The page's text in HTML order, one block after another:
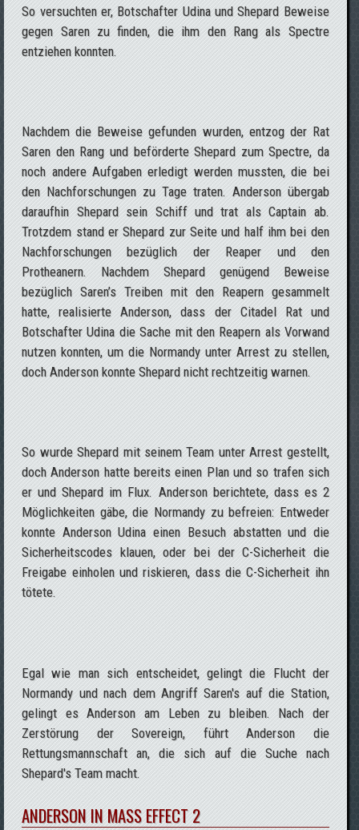
So versuchten er, Botschafter Udina und Shepard Beweise
gegen Saren zu finden, die ihm den Rang als Spectre
entziehen konnten.
Nachdem die Beweise gefunden wurden, entzog der Rat
Saren den Rang und beförderte Shepard zum Spectre, da
noch andere Aufgaben erledigt werden mussten, die bei
den Nachforschungen zu Tage traten. Anderson übergab
daraufhin Shepard sein Schiff und trat als Captain ab.
Trotzdem stand er Shepard zur Seite und half ihm bei den
Nachforschungen bezüglich der Reaper und den
Protheanern. Nachdem Shepard genügend Beweise
bezüglich Saren’s Treiben mit den Reapern gesammelt
hatte, realisierte Anderson, dass der Citadel Rat und
Botschafter Udina die Sache mit den Reapern als Vorwand
nutzen konnten, um die Normandy unter Arrest zu stellen,
doch Anderson konnte Shepard nicht rechtzeitig warnen.
So wurde Shepard mit seinem Team unter Arrest gestellt,
doch Anderson hatte bereits einen Plan und so trafen sich
er und Shepard im Flux. Anderson berichtete, dass es 2
Möglichkeiten gäbe, die Normandy zu befreien: Entweder
konnte Anderson Udina einen Besuch abstatten und die
Sicherheitscodes klauen, oder bei der C-Sicherheit die
Freigabe einholen und riskieren, dass die C-Sicherheit ihn
tötete.
Egal wie man sich entscheidet, gelingt die Flucht der
Normandy und nach dem Angriff Saren's auf die Station,
gelingt es Anderson am Leben zu bleiben. Nach der
Zerstörung der Sovereign, führt Anderson die
Rettungsmannschaft an, die sich auf die Suche nach
Shepard's Team macht.
ANDERSON IN MASS EFFECT 2